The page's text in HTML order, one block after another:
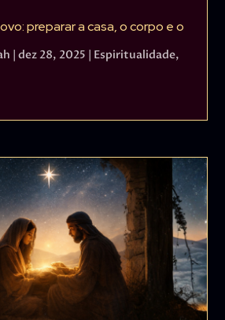
preparar a casa, o corpo e o
|dez 28, 2025 | Espiritualidade,